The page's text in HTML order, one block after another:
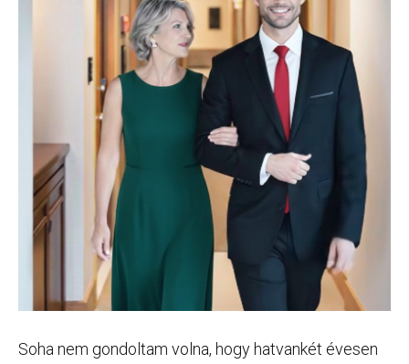
Soha nem gondoltam volna, hogy hatvankét évesen